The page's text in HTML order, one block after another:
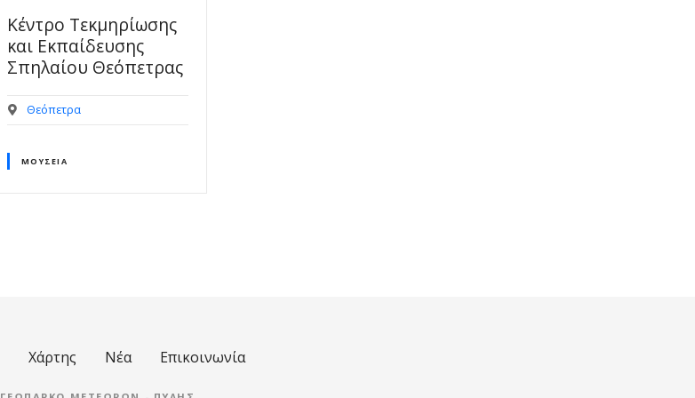
Kέντρο Τεκμηρίωσης
και Εκπαίδευσης
Σπηλαίου Θεόπετρας
Θεόπετρα
ΜΟΥΣΕΊΑ
Χάρτης Νέα Επικοινωνία